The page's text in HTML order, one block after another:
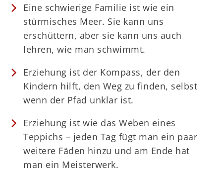
Eine schwierige Familie ist wie ein
stürmisches Meer. Sie kann uns
erschüttern, aber sie kann uns auch
lehren, wie man schwimmt.
Erziehung ist der Kompass, der den
Kindern hilft, den Weg zu finden, selbst
wenn der Pfad unklar ist.
Erziehung ist wie das Weben eines
Teppichs – jeden Tag fügt man ein paar
weitere Fäden hinzu und am Ende hat
man ein Meisterwerk.